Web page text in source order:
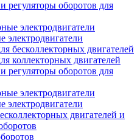
регуляторы оборотов для
электродвигатели
электродвигатели
бесколлекторных двигателей
коллекторных двигателей
регуляторы оборотов для
электродвигатели
электродвигатели
двигателей и